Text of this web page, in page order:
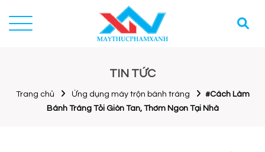
TIN TỨC
Trang chủ Ứng dụng máy trộn bánh tráng
#Cách Làm
Bánh Tráng Tỏi Giòn Tan, Thơm Ngon Tại Nhà